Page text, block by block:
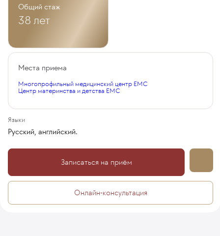
Общий стаж
38 лет
Места приема
Многопрофильный медицинский центр EMC
Центр материнства и детства EMC
Языки
Русский, английский.
Записаться на приём
Онлайн-консультация